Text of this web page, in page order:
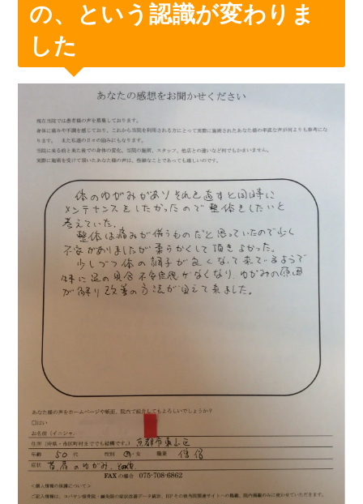
の、という認識が変わりま
した